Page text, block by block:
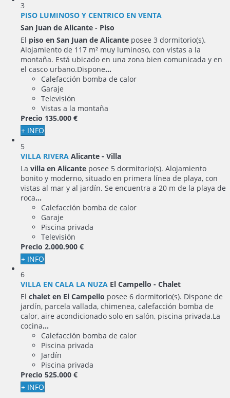
3
PISO LUMINOSO Y CENTRICO EN VENTA
San Juan de Alicante - Piso
El piso en San Juan de Alicante posee 3 dormitorio(s).
Alojamiento de 117 m² muy luminoso, con vistas a la
montaña. Está ubicado en una zona bien comunicada y en
el casco urbano.Dispone...
Calefacción bomba de calor
Garaje
Televisión
Vistas a la montaña
Precio 135.000 €
+ INFO
5
VILLA RIVERA Alicante - Villa
La villa en Alicante posee 5 dormitorio(s). Alojamiento
bonito y moderno, situado en primera línea de playa, con
vistas al mar y al jardín. Se encuentra a 20 m de la playa de
roca...
Calefacción bomba de calor
Garaje
Piscina privada
Televisión
Precio 2.000.900 €
+ INFO
6
VILLA EN CALA LA NUZA El Campello - Chalet
El chalet en El Campello posee 6 dormitorio(s). Dispone de
jardín, parcela vallada, chimenea, calefacción bomba de
calor, aire acondicionado solo en salón, piscina privada.La
cocina...
Calefacción bomba de calor
Piscina privada
Jardín
Piscina privada
Precio 525.000 €
+ INFO